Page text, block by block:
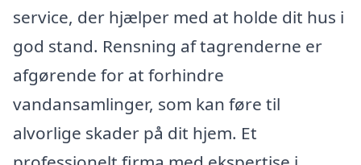
service, der hjælper med at holde dit hus i
god stand. Rensning af tagrenderne er
afgørende for at forhindre
vandansamlinger, som kan føre til
alvorlige skader på dit hjem. Et